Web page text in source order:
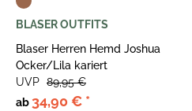
BLASER OUTFITS
Blaser Herren Hemd Joshua
Ocker/Lila kariert
ab 34,90 € *
UVP 89,95 €